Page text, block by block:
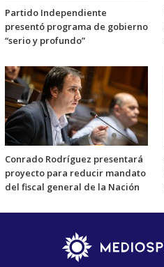
Partido Independiente
presentó programa de gobierno
“serio y profundo”
Conrado Rodríguez presentará
proyecto para reducir mandato
del fiscal general de la Nación